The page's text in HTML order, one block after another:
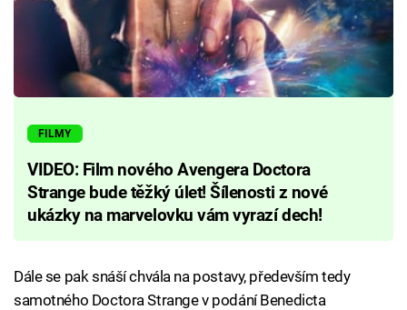
FILMY
VIDEO: Film nového Avengera Doctora
Strange bude těžký úlet! Šílenosti z nové
ukázky na marvelovku vám vyrazí dech!
Dále se pak snáší chvála na postavy, především tedy
samotného Doctora Strange v podání Benedicta